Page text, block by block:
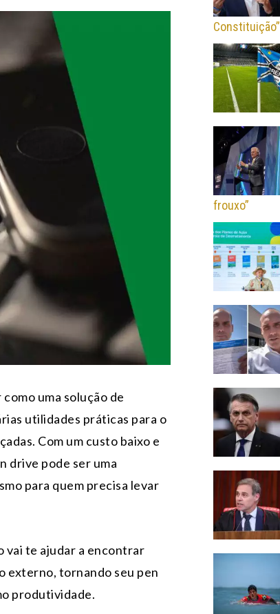
uma solução de
utilidades práticas para o
Com um custo baixo e
drive pode ser uma
para quem precisa levar
vai te ajudar a encontrar
externo, tornando seu pen
produtividade.
Constituição”
frouxo”